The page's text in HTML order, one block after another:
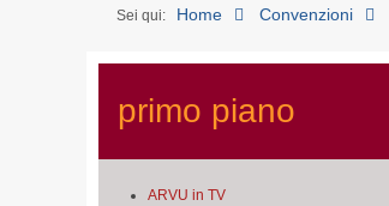
Sei qui: Home Convenzioni
primo piano
ARVU in TV